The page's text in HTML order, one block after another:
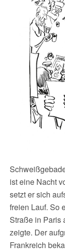
ist eine Nacht
setzt er sich
freien Lauf. So
Straße in Paris
zeigte. Der
Frankreich